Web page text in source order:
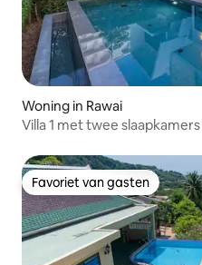
Woning in Rawai
Villa 1 met twee
Favoriet van gasten
Favoriet van gasten